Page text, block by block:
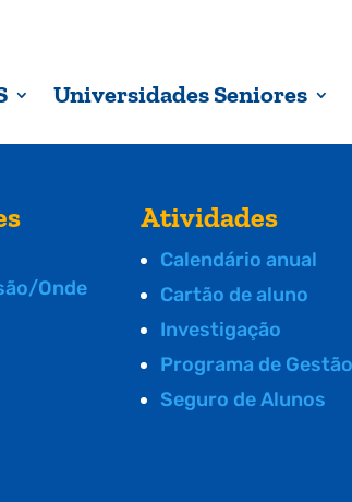
Universidades Seniores
Onde
Atividades
Calendário anual
Cartão de aluno
Investigação
Programa de Gestão
Seguro de Alunos